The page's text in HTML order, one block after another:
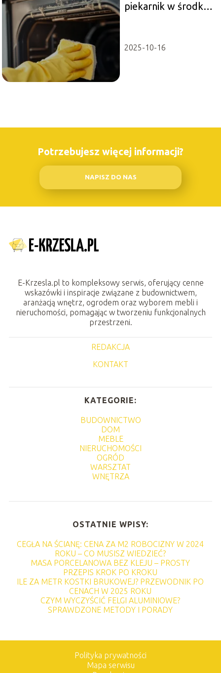
piekarnik w środku?
2025-10-16
Potrzebujesz więcej informacji?
NAPISZ DO NAS
E-Krzesla.pl to kompleksowy serwis, oferujący cenne
wskazówki i inspiracje związane z budownictwem,
aranżacją wnętrz, ogrodem oraz wyborem mebli i
nieruchomości, pomagając w tworzeniu funkcjonalnych
przestrzeni.
REDAKCJA
KONTAKT
KATEGORIE:
BUDOWNICTWO
DOM
MEBLE
NIERUCHOMOŚCI
OGRÓD
WARSZTAT
WNĘTRZA
OSTATNIE WPISY:
CEGŁA NA ŚCIANĘ: CENA ZA M2 ROBOCIZNY W 2024
ROKU – CO MUSISZ WIEDZIEĆ?
MASA PORCELANOWA BEZ KLEJU – PROSTY
PRZEPIS KROK PO KROKU
ILE ZA METR KOSTKI BRUKOWEJ? PRZEWODNIK PO
CENACH W 2025 ROKU
CZYM WYCZYŚCIĆ FELGI ALUMINIOWE?
SPRAWDZONE METODY I PORADY
Polityka prywatności
Mapa serwisu